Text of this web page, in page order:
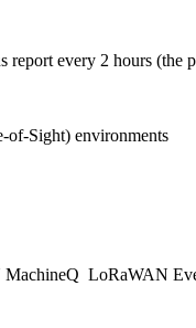
report every 2 hours
Sight) environments
LoRaWAN